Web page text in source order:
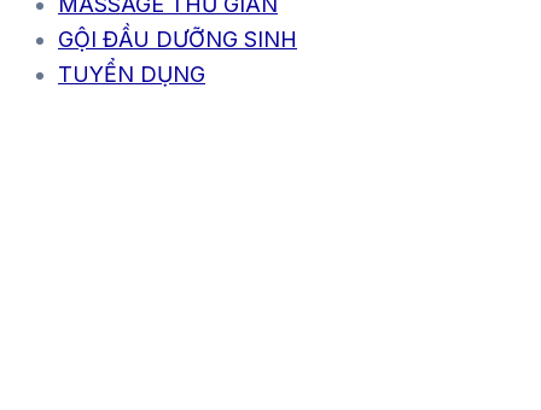
GỘI ĐẦU DƯỠNG SINH
TUYỂN DỤNG